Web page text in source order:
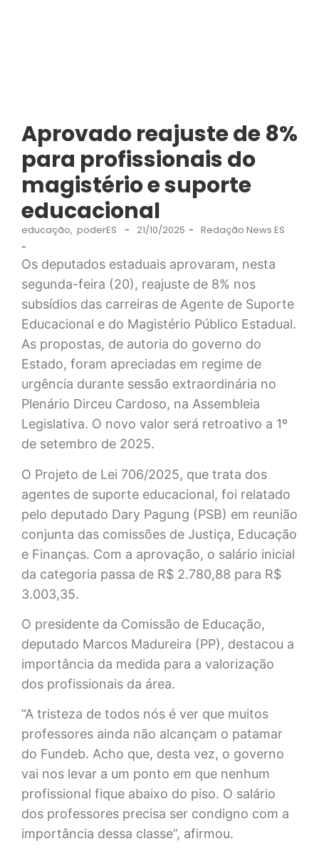
Aprovado reajuste de 8%
para profissionais do
magistério e suporte
educacional
educação, poderES - 21/10/2025 - Redação News ES
-
Os deputados estaduais aprovaram, nesta
segunda-feira (20), reajuste de 8% nos
subsídios das carreiras de Agente de Suporte
Educacional e do Magistério Público Estadual.
As propostas, de autoria do governo do
Estado, foram apreciadas em regime de
urgência durante sessão extraordinária no
Plenário Dirceu Cardoso, na Assembleia
Legislativa. O novo valor será retroativo a 1º
de setembro de 2025.
O Projeto de Lei 706/2025, que trata dos
agentes de suporte educacional, foi relatado
pelo deputado Dary Pagung (PSB) em reunião
conjunta das comissões de Justiça, Educação
e Finanças. Com a aprovação, o salário inicial
da categoria passa de R$ 2.780,88 para R$
3.003,35.
O presidente da Comissão de Educação,
deputado Marcos Madureira (PP), destacou a
importância da medida para a valorização
dos profissionais da área.
“A tristeza de todos nós é ver que muitos
professores ainda não alcançam o patamar
do Fundeb. Acho que, desta vez, o governo
vai nos levar a um ponto em que nenhum
profissional fique abaixo do piso. O salário
dos professores precisa ser condigno com a
importância dessa classe”, afirmou.